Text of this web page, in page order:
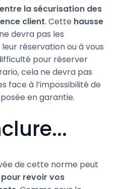
la sécurisation des
client. Cette hausse
ne devra pas les
réservation ou à vous
pour réserver
cela ne devra pas
face à l’impossibilité de
en garantie.
de cette norme peut
revoir vos